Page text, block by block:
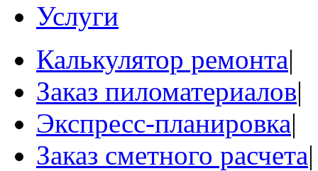
Услуги
Калькулятор ремонта|
Заказ пиломатериалов|
Экспресс-планировка|
Заказ сметного расчета|